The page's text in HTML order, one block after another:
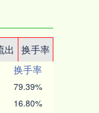
出
换手率
换手率
79.39%
16.80%